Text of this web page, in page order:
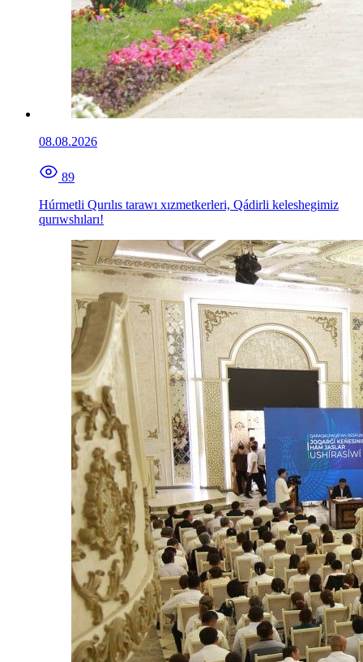
08.08.2026
89
Húrmetli Qurılıs tarawı xızmetkerleri, Qádirli keleshegimiz
qurıwshıları!